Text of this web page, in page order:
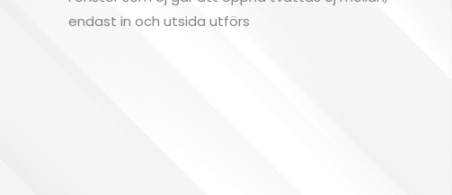
endast in och utsida utförs